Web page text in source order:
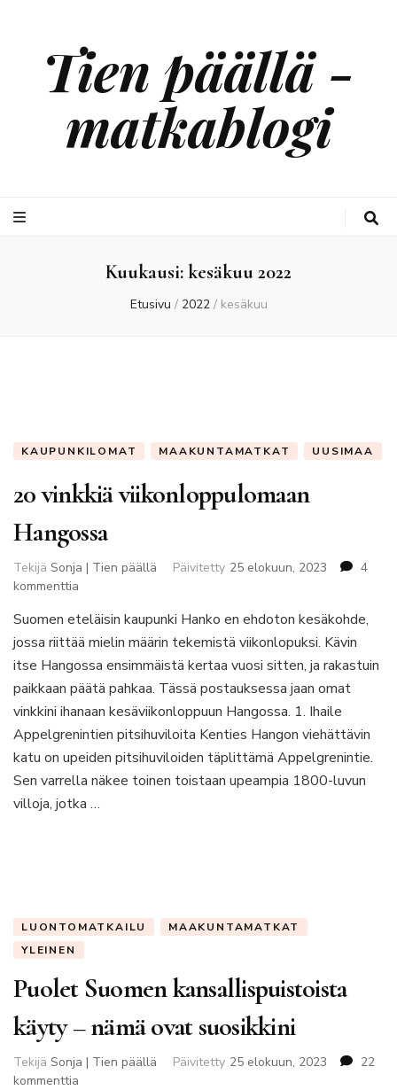
Tien päällä -
matkablogi
Kuukausi:kesäkuu 2022
Etusivu / 2022 / kesäkuu
KAUPUNKILOMAT MAAKUNTAMATKAT UUSIMAA
20 vinkkiä viikonloppulomaan
Hangossa
Tekijä Sonja | Tien päällä Päivitetty 25 elokuun, 2023
4
kommenttia
vinkkiä
viikonloppulomaan
Hangossa
Suomen eteläisin kaupunki Hanko en ehdoton kesäkohde,
jossa riittää mielin määrin tekemistä viikonlopuksi. Kävin
itse Hangossa ensimmäistä kertaa vuosi sitten, ja rakastuin
paikkaan päätä pahkaa. Tässä postauksessa jaan omat
vinkkini ihanaan kesäviikonloppuun Hangossa. 1. Ihaile
Appelgrenintien pitsihuviloita Kenties Hangon viehättävin
katu on upeiden pitsihuviloiden täplittämä Appelgrenintie.
Sen varrella näkee toinen toistaan upeampia 1800-luvun
villoja, jotka …
LUONTOMATKAILU
MAAKUNTAMATKAT
YLEINEN
Puolet Suomen kansallispuistoista
käyty – nämä ovat suosikkini
Tekijä Sonja | Tien päällä Päivitetty 25 elokuun, 2023
22
kommenttia